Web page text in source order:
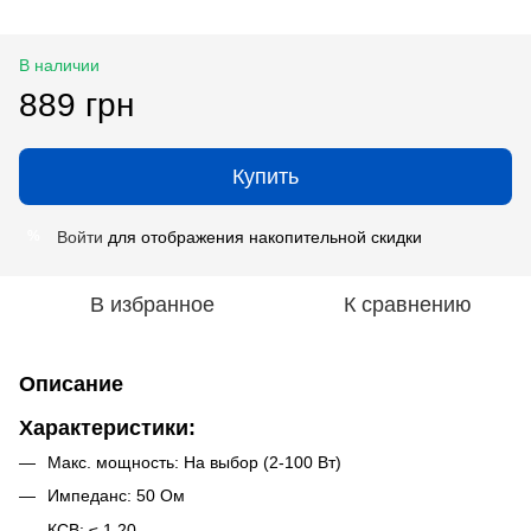
В наличии
889 грн
Купить
Войти для отображения накопительной скидки
В избранное К сравнению
Описание
Характеристики:
Макс. мощность: На выбор (2-100 Вт)
Импеданс: 50 Ом